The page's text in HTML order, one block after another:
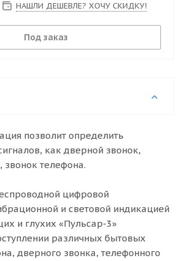
НАШЛИ ДЕШЕВЛЕ? ХОЧУ СКИДКУ!
Под заказ
позволит определить
как дверной звонок,
телефона.
цифровой
и световой индикацией
и глухих «Пульсар-3»
различных бытовых
дверного звонка, телефонного